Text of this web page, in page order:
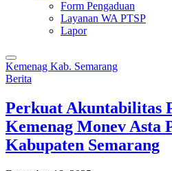
Form Pengaduan
Layanan WA PTSP
Lapor
Kemenag Kab. Semarang
Berita
Perkuat Akuntabilitas
Kemenag Monev Asta
Kabupaten Semarang